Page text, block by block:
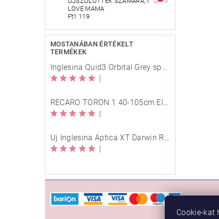
LOVE MAMA
Ft1 119
MOSTANÁBAN ÉRTÉKELT
TERMÉKEK
Inglesina Quid3 Orbital Grey sport babakocsi
RECARO TORON 1 40-105cm Elegant Beige
Új Inglesina Aptica XT Darwin Recline Evo 4in1 Himalaya Blue multifunkciós babakocsi
Cookie-kat